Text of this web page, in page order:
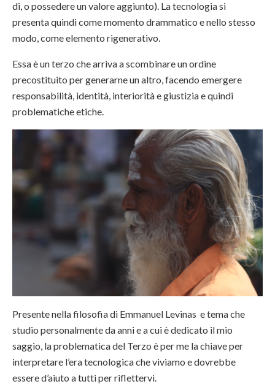
di, o possedere un valore aggiunto). La tecnologia si
presenta quindi come momento drammatico e nello stesso
modo, come elemento rigenerativo.
Essa è un terzo che arriva a scombinare un ordine
precostituito per generarne un altro, facendo emergere
responsabilità, identità, interiorità e giustizia e quindi
problematiche etiche.
Presente nella filosofia di Emmanuel Levinas e tema che
studio personalmente da anni e a cui è dedicato il mio
saggio, la problematica del Terzo è per me la chiave per
interpretare l’era tecnologica che viviamo e dovrebbe
essere d’aiuto a tutti per riflettervi.